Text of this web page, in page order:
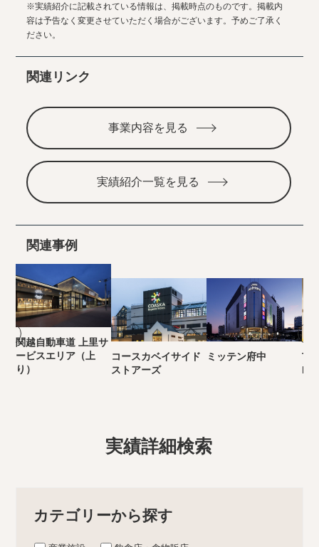
※実績紹介に記載されている情報は、掲載時点のものです。掲載内
容は予告なく変更させていただく場合がございます。予めご了承く
ださい。
関連リンク
事業内容を見る
実績紹介一覧を見る
関連事例
関越自動車道 上里サ
ービスエリア（上
り）
コースカベイサイド
ストアーズ
ミッテン府中
実績詳細検索
カテゴリーから探す